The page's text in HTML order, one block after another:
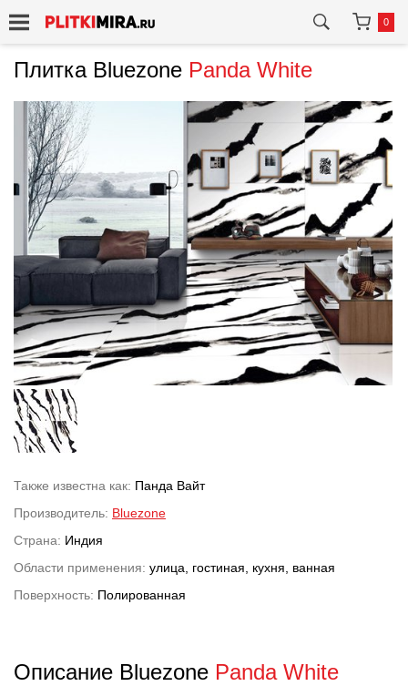
0
Плитка Bluezone Panda White
Также известна как: Панда Вайт
Производитель: Bluezone
Страна: Индия
Области применения: улица, гостиная, кухня, ванная
Поверхность: Полированная
Описание Bluezone Panda White